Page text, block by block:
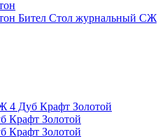
Бител Стол журнальный СЖ